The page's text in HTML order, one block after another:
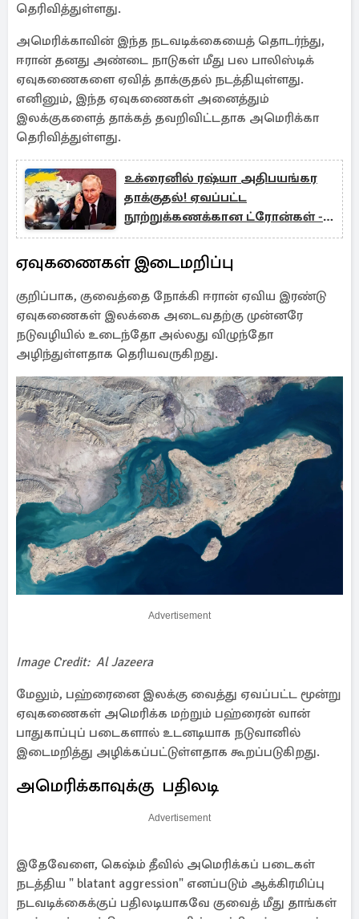
தெரிவித்துள்ளது.
அமெரிக்காவின் இந்த நடவடிக்கையைத் தொடர்ந்து,
ஈரான் தனது அண்டை நாடுகள் மீது பல பாலிஸ்டிக்
ஏவுகணைகளை ஏவித் தாக்குதல் நடத்தியுள்ளது.
எனினும், இந்த ஏவுகணைகள் அனைத்தும்
இலக்குகளைத் தாக்கத் தவறிவிட்டதாக அமெரிக்கா
தெரிவித்துள்ளது.
உக்ரைனில் ரஷ்யா அதிபயங்கர
தாக்குதல்! ஏவப்பட்ட
நூற்றுக்கணக்கான ட்ரோன்கள் -
ஏவுகணைகள்
ஏவுகணைகள் இடைமறிப்பு
குறிப்பாக, குவைத்தை நோக்கி ஈரான் ஏவிய இரண்டு
ஏவுகணைகள் இலக்கை அடைவதற்கு முன்னரே
நடுவழியில் உடைந்தோ அல்லது விழுந்தோ
அழிந்துள்ளதாக தெரியவருகிறது.
Advertisement
Image Credit: Al Jazeera
மேலும், பஹ்ரைனை இலக்கு வைத்து ஏவப்பட்ட மூன்று
ஏவுகணைகள் அமெரிக்க மற்றும் பஹ்ரைன் வான்
பாதுகாப்புப் படைகளால் உடனடியாக நடுவானில்
இடைமறித்து அழிக்கப்பட்டுள்ளதாக கூறப்படுகிறது.
அமெரிக்காவுக்கு பதிலடி
Advertisement
இதேவேளை, கெஷ்ம் தீவில் அமெரிக்கப் படைகள்
நடத்திய " blatant aggression" எனப்படும் ஆக்கிரமிப்பு
நடவடிக்கைக்குப் பதிலடியாகவே குவைத் மீது தாங்கள்